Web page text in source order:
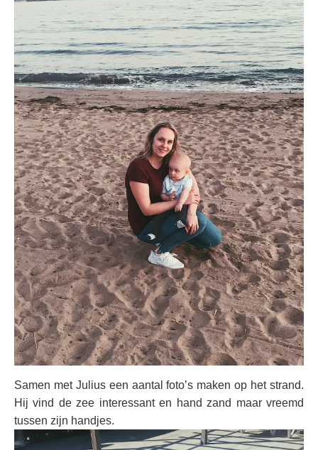
Samen met Julius een aantal foto’s maken op het strand.
Hij vind de zee interessant en hand zand maar vreemd
tussen zijn handjes.